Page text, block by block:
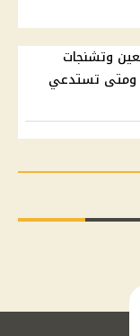
وتشنجات
ومتى تستدعي